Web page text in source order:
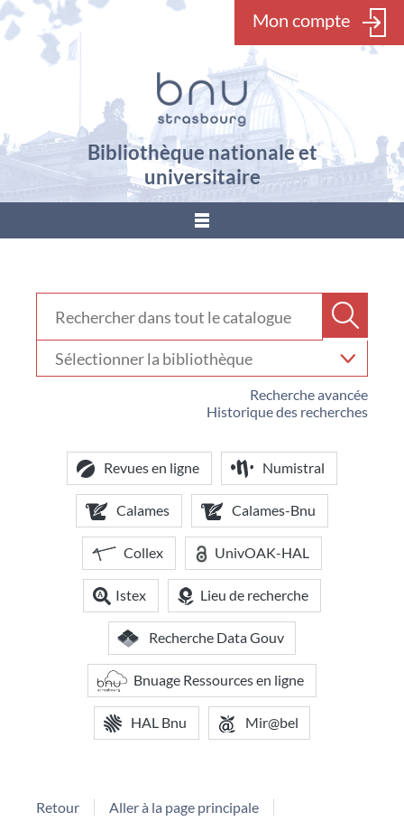
Mon compte
Bibliothèque nationale et
universitaire
???
Recherche avancée
Historique des recherches
votre
bibliothèque
Revues en ligne Numistral
Calames Calames-Bnu
Collex UnivOAK-HAL
Istex Lieu de recherche
Recherche Data Gouv
Bnuage Ressources en ligne
HAL Bnu Mir@bel
Retour Aller à la page principale